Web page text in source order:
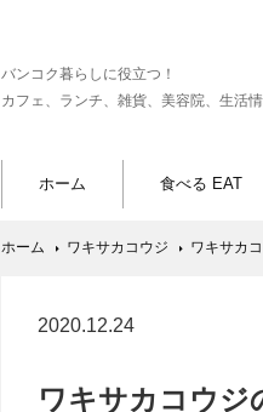
バンコク暮らしに役立つ！
カフェ、ランチ、雑貨、美容院、生活
ホーム 食べる EAT
ホーム ワキサカコウジ ワキサカ
2020.12.24
ワキサカコウジ